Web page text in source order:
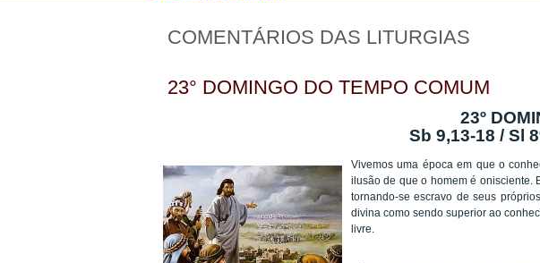
COMENTÁRIOS DAS LITURGIAS
23° DOMINGO DO TEMPO COMUM
23º
Sb 9,13-18 / Sl
Vivemos uma época em que o
ilusão de que o homem é onisciente.
tornando-se escravo de seus
divina como sendo superior ao
livre.